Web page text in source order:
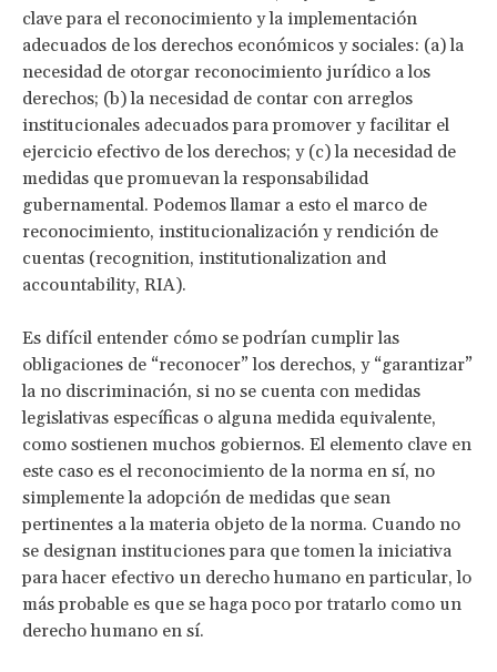
clave para el reconocimiento y la implementación
adecuados de los derechos económicos y sociales: (a) la
necesidad de otorgar reconocimiento jurídico a los
derechos; (b) la necesidad de contar con arreglos
institucionales adecuados para promover y facilitar el
ejercicio efectivo de los derechos; y (c) la necesidad de
medidas que promuevan la responsabilidad
gubernamental. Podemos llamar a esto el marco de
reconocimiento, institucionalización y rendición de
cuentas (recognition, institutionalization and
accountability, RIA).
Es difícil entender cómo se podrían cumplir las
obligaciones de “reconocer” los derechos, y “garantizar”
la no discriminación, si no se cuenta con medidas
legislativas específicas o alguna medida equivalente,
como sostienen muchos gobiernos. El elemento clave en
este caso es el reconocimiento de la norma en sí, no
simplemente la adopción de medidas que sean
pertinentes a la materia objeto de la norma. Cuando no
se designan instituciones para que tomen la iniciativa
para hacer efectivo un derecho humano en particular, lo
más probable es que se haga poco por tratarlo como un
derecho humano en sí.